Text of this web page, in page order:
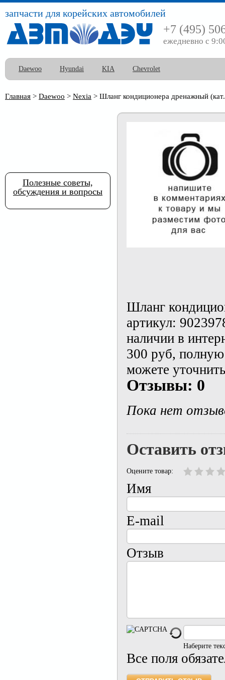
запчасти для корейских автомобилей
+7 (495)
ежедневно с
Daewoo Hyundai KIA Chevrolet
Главная > Daewoo > Nexia > Шланг кондиционера дренажный
Шланг
артикул:
наличии в
300 руб,
можете
Отзывы: 0
Пока нет
Оставить
Оцените товар:
Имя
E-mail
Отзыв
Наберите
Все поля
Полезные советы,
обсуждения и вопросы